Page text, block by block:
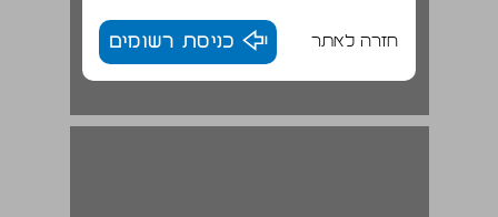
חזרה לאתר כניסת רשומים